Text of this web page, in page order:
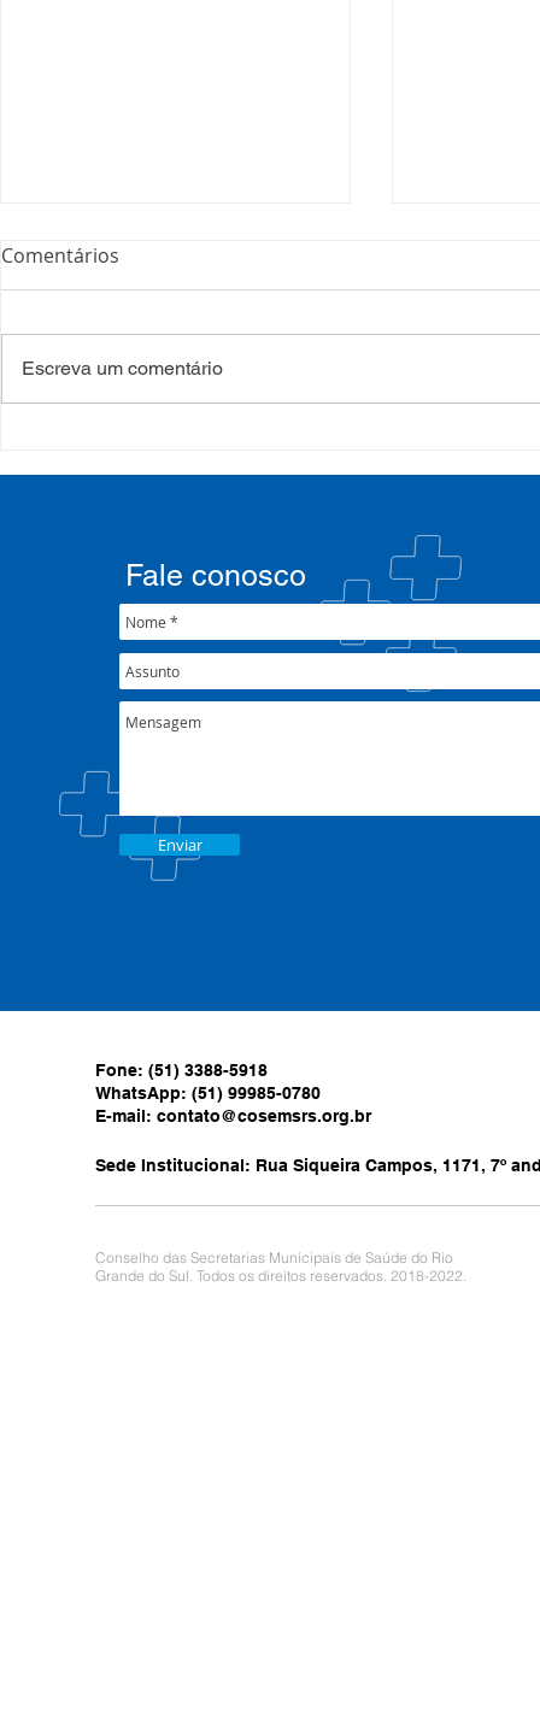
formação sobre saúde
crise climática
SETEC,
CIB/RS
Comentários
Escreva um comentário
Enviar
Fale conosco
Fone: (51) 3388-5918
WhatsApp: (51) 99985-0780
E-mail: contato@cosemsrs.org.br
Sede Institucional: Rua Siqueira Campos, 1171, 7º
Conselho das Secretarias Municipais de Saúde do Rio
Grande do Sul. Todos os direitos reservados. 2018-2022.